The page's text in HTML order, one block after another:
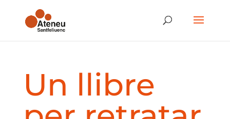
Un llibre